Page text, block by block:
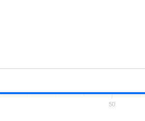
50